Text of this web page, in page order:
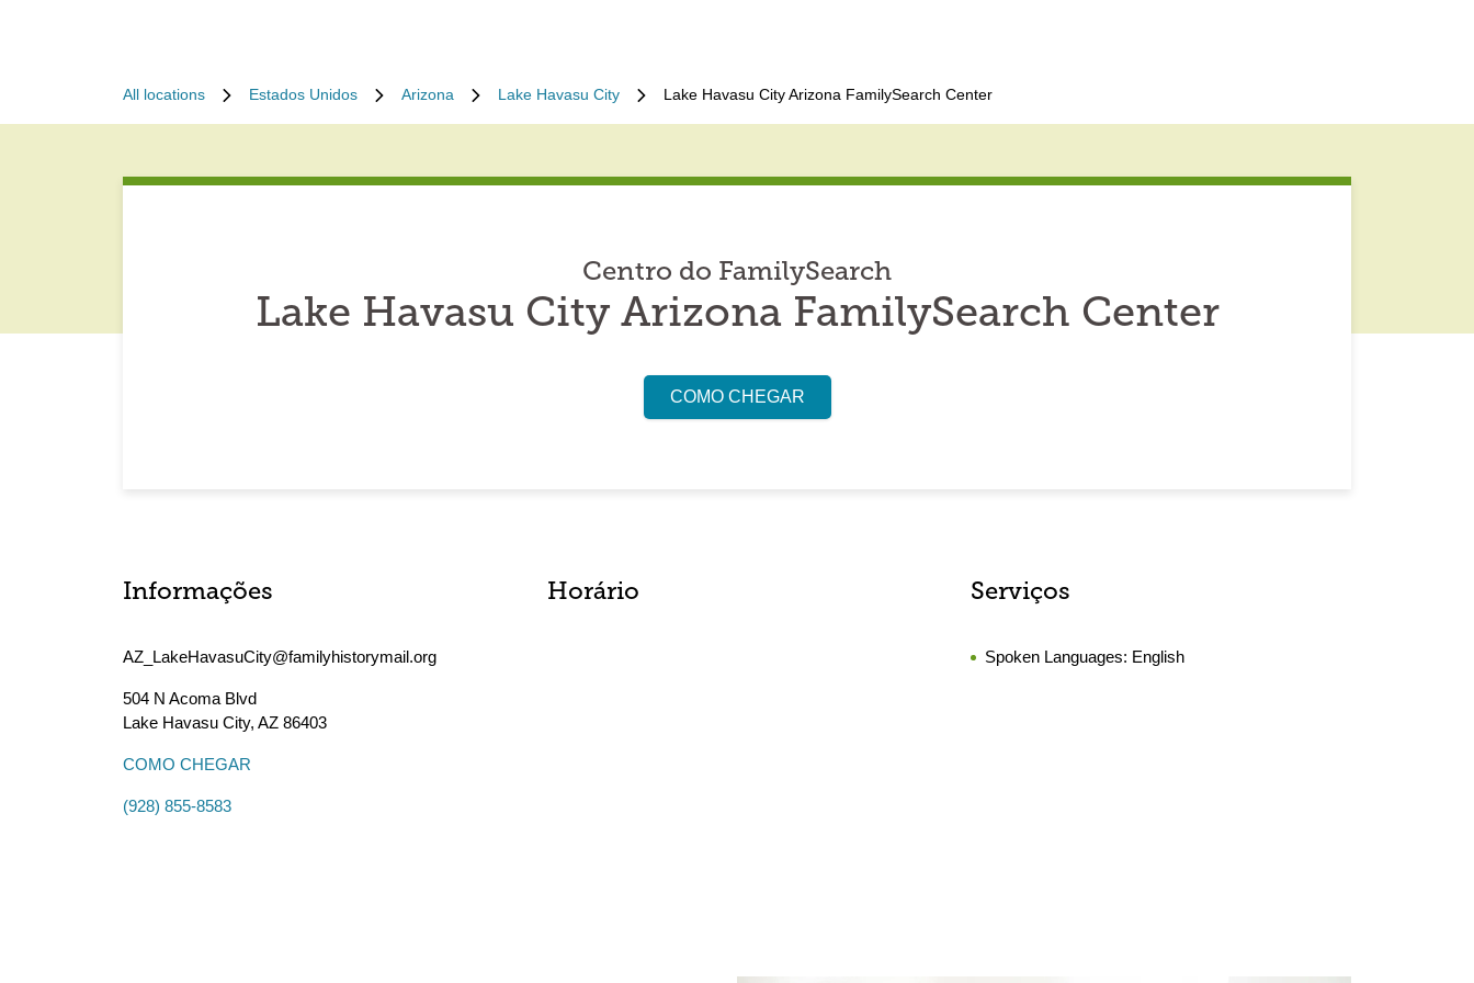
All locations Estados Unidos Arizona Lake Havasu City Lake Havasu City Arizona FamilySearch Center
Centro do FamilySearch
Lake Havasu City Arizona FamilySearch Center
COMO CHEGAR
Informações
AZ_LakeHavasuCity@familyhistorymail.org
504 N Acoma Blvd
Lake Havasu City, AZ 86403
COMO CHEGAR
(928) 855-8583
Horário Serviços
Spoken Languages: English